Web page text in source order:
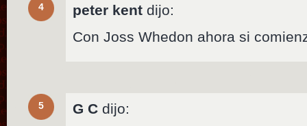
4 peter kent dijo:
Con Joss Whedon ahora si
5 G C dijo: